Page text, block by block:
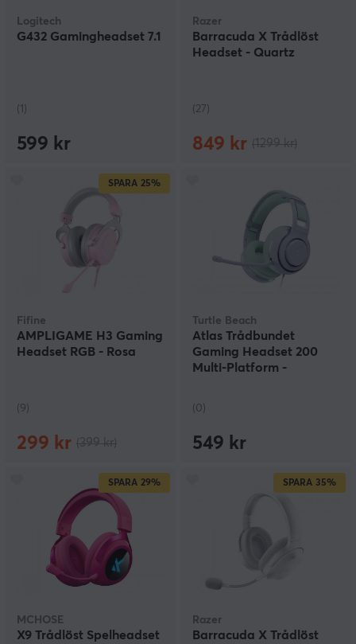
Logitech
G432 Gamingheadset 7.1
(1)
599 kr
Razer
Barracuda X Trådlöst
Headset - Quartz
(27)
849 kr
SPARA 25%
Fifine
AMPLIGAME H3 Gaming
Headset RGB - Rosa
(9)
299 kr
Turtle Beach
Atlas Trådbundet
Gaming Headset 200
Multi-Platform -
(0)
549 kr
SPARA 29%
MCHOSE
X9 Trådlöst Spelheadset
SPARA 35%
Razer
Barracuda X Trådlöst